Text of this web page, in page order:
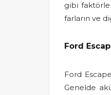
gibi
farların ve
Ford
Ford
Genelde